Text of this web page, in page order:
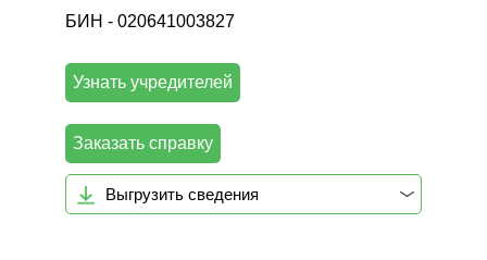
БИН - 020641003827
Узнать учредителей
Заказать справку
Выгрузить сведения